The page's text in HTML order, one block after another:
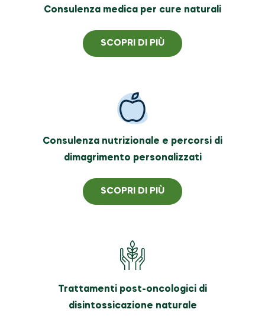
Consulenza medica per cure naturali
SCOPRI DI PIÙ
Consulenza nutrizionale e percorsi di
dimagrimento personalizzati
SCOPRI DI PIÙ
Trattamenti post-oncologici di
disintossicazione naturale